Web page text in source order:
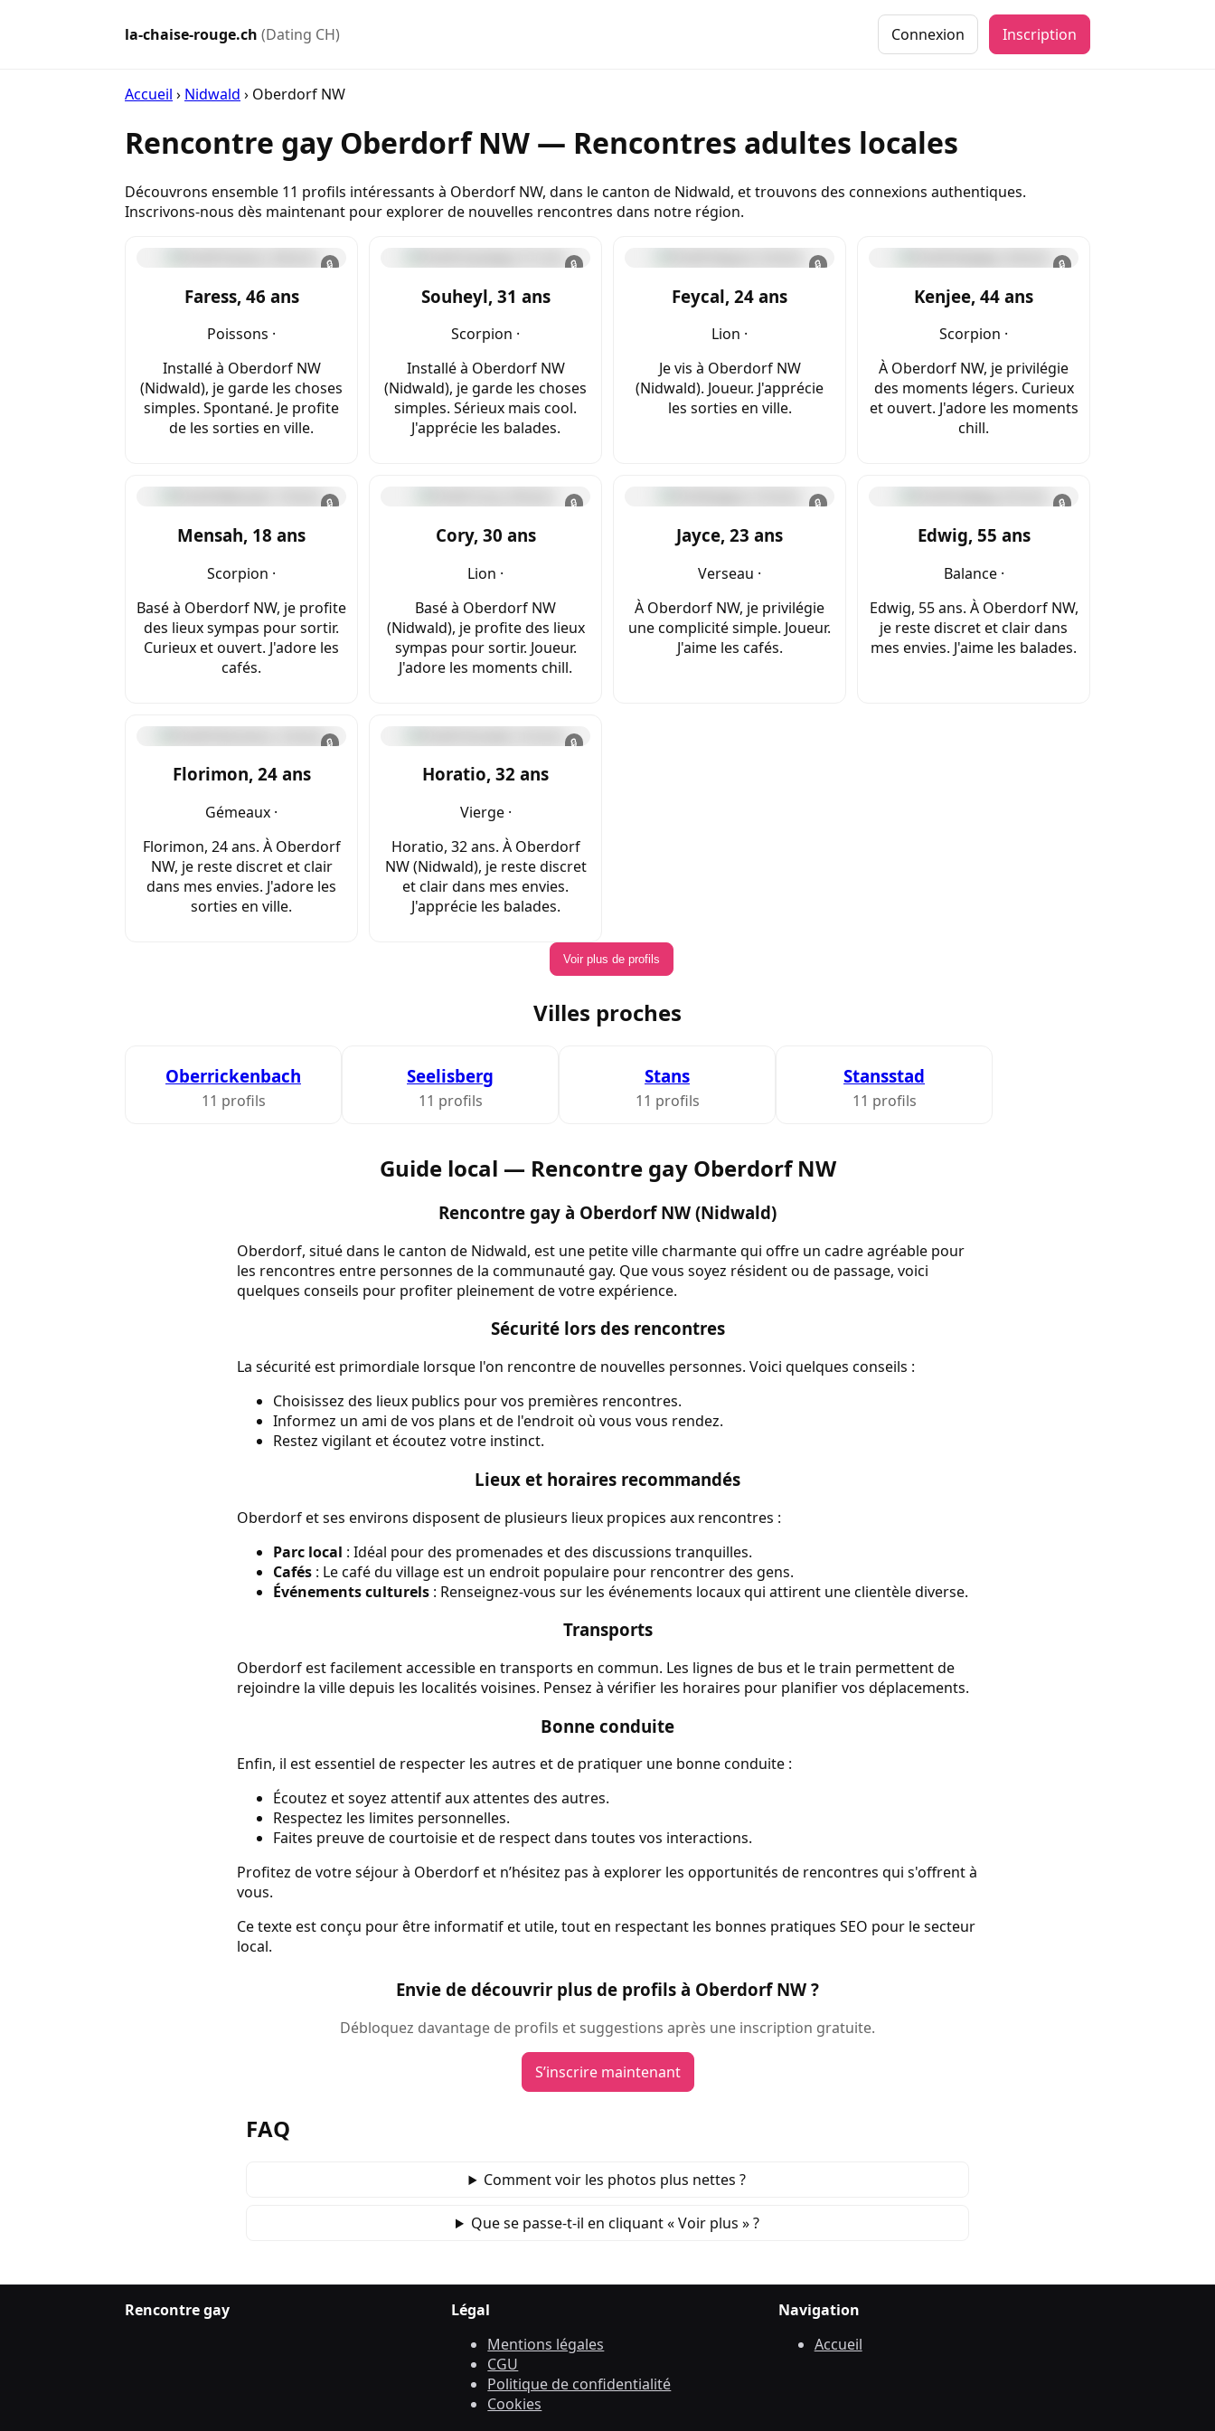
la-chaise-rouge.ch (Dating CH) Connexion Inscription
Accueil › Nidwald › Oberdorf NW
Rencontre gay Oberdorf NW — Rencontres adultes locales
Découvrons ensemble 11 profils intéressants à Oberdorf NW, dans le canton de Nidwald, et trouvons des connexions authentiques.
Inscrivons-nous dès maintenant pour explorer de nouvelles rencontres dans notre région.
🔒
Faress, 46 ans
Poissons ·
Installé à Oberdorf NW
(Nidwald), je garde les choses
simples. Spontané. Je profite
de les sorties en ville.
🔒
Souheyl, 31 ans
Scorpion ·
Installé à Oberdorf NW
(Nidwald), je garde les choses
simples. Sérieux mais cool.
J'apprécie les balades.
🔒
Feycal, 24 ans
Lion ·
Je vis à Oberdorf NW
(Nidwald). Joueur. J'apprécie
les sorties en ville.
🔒
Kenjee, 44 ans
Scorpion ·
À Oberdorf NW, je privilégie
des moments légers. Curieux
et ouvert. J'adore les moments
chill.
🔒
Mensah, 18 ans
Scorpion ·
Basé à Oberdorf NW, je profite
des lieux sympas pour sortir.
Curieux et ouvert. J'adore les
cafés.
🔒
Cory, 30 ans
Lion ·
Basé à Oberdorf NW
(Nidwald), je profite des lieux
sympas pour sortir. Joueur.
J'adore les moments chill.
🔒
Jayce, 23 ans
Verseau ·
À Oberdorf NW, je privilégie
une complicité simple. Joueur.
J'aime les cafés.
🔒
Edwig, 55 ans
Balance ·
Edwig, 55 ans. À Oberdorf NW,
je reste discret et clair dans
mes envies. J'aime les balades.
🔒
Florimon, 24 ans
Gémeaux ·
Florimon, 24 ans. À Oberdorf
NW, je reste discret et clair
dans mes envies. J'adore les
sorties en ville.
🔒
Horatio, 32 ans
Vierge ·
Horatio, 32 ans. À Oberdorf
NW (Nidwald), je reste discret
et clair dans mes envies.
J'apprécie les balades.
Voir plus de profils
Villes proches
Oberrickenbach
11 profils
Seelisberg
11 profils
Stans
11 profils
Stansstad
11 profils
Guide local — Rencontre gay Oberdorf NW
Rencontre gay à Oberdorf NW (Nidwald)
Oberdorf, situé dans le canton de Nidwald, est une petite ville charmante qui offre un cadre agréable pour
les rencontres entre personnes de la communauté gay. Que vous soyez résident ou de passage, voici
quelques conseils pour profiter pleinement de votre expérience.
Sécurité lors des rencontres
La sécurité est primordiale lorsque l'on rencontre de nouvelles personnes. Voici quelques conseils :
Choisissez des lieux publics pour vos premières rencontres.
Informez un ami de vos plans et de l'endroit où vous vous rendez.
Restez vigilant et écoutez votre instinct.
Lieux et horaires recommandés
Oberdorf et ses environs disposent de plusieurs lieux propices aux rencontres :
Parc local : Idéal pour des promenades et des discussions tranquilles.
Cafés : Le café du village est un endroit populaire pour rencontrer des gens.
Événements culturels : Renseignez-vous sur les événements locaux qui attirent une clientèle diverse.
Transports
Oberdorf est facilement accessible en transports en commun. Les lignes de bus et le train permettent de
rejoindre la ville depuis les localités voisines. Pensez à vérifier les horaires pour planifier vos déplacements.
Bonne conduite
Enfin, il est essentiel de respecter les autres et de pratiquer une bonne conduite :
Écoutez et soyez attentif aux attentes des autres.
Respectez les limites personnelles.
Faites preuve de courtoisie et de respect dans toutes vos interactions.
Profitez de votre séjour à Oberdorf et n’hésitez pas à explorer les opportunités de rencontres qui s'offrent à
vous.
Ce texte est conçu pour être informatif et utile, tout en respectant les bonnes pratiques SEO pour le secteur
local.
Envie de découvrir plus de profils à Oberdorf NW ?
Débloquez davantage de profils et suggestions après une inscription gratuite.
S’inscrire maintenant
FAQ
Comment voir les photos plus nettes ?
Que se passe‑t‑il en cliquant « Voir plus » ?
Rencontre gay
Légal
Mentions légales
CGU
Politique de confidentialité
Cookies
Navigation
Accueil